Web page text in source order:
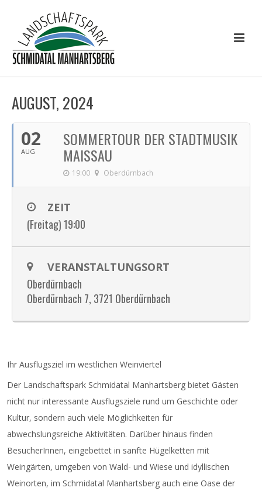
AUGUST, 2024
02
AUG
SOMMERTOUR DER STADTMUSIK
MAISSAU
19:00 Oberdürnbach
ZEIT
(Freitag) 19:00
VERANSTALTUNGSORT
Oberdürnbach
Oberdürnbach 7, 3721 Oberdürnbach
Ihr Ausflugsziel im westlichen Weinviertel
Der Landschaftspark Schmidatal Manhartsberg bietet Gästen
nicht nur interessante Ausflugsziele rund um Geschichte oder
Kultur, sondern auch viele Möglichkeiten für
abwechslungsreiche Aktivitäten. Darüber hinaus finden
BesucherInnen, eingebettet in sanfte Hügelketten mit
Weingärten, umgeben von Wald- und Wiese und idyllischen
Weinorten, im Schmidatal Manhartsberg auch eine Oase der